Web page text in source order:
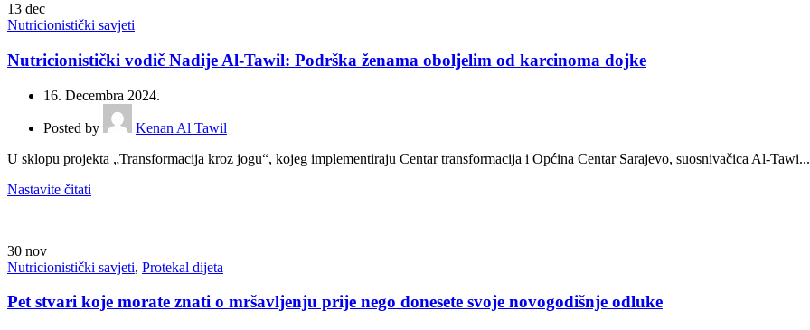
13 dec
Nutricionistički savjeti
Nutricionistički vodič Nadije Al-Tawil: Podrška ženama oboljelim od karcinoma dojke
16. Decembra 2024.
Posted by
Kenan Al Tawil
U sklopu projekta „Transformacija kroz jogu“, kojeg implementiraju Centar transformacija i Općina Centar Sarajevo, suosnivačica Al-Tawi...
Nastavite čitati
30 nov
Nutricionistički savjeti, Protekal dijeta
Pet stvari koje morate znati o mršavljenju prije nego donesete svoje novogodišnje odluke